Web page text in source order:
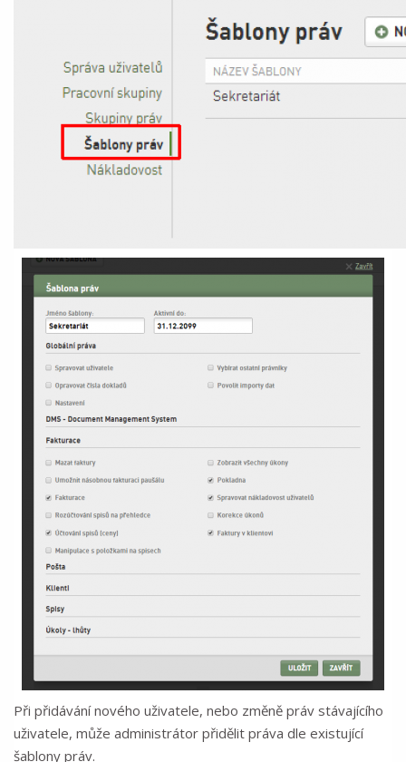
Při přidávání nového uživatele, nebo změně práv stávajícího
uživatele, může administrátor přidělit práva dle existující
šablony práv.